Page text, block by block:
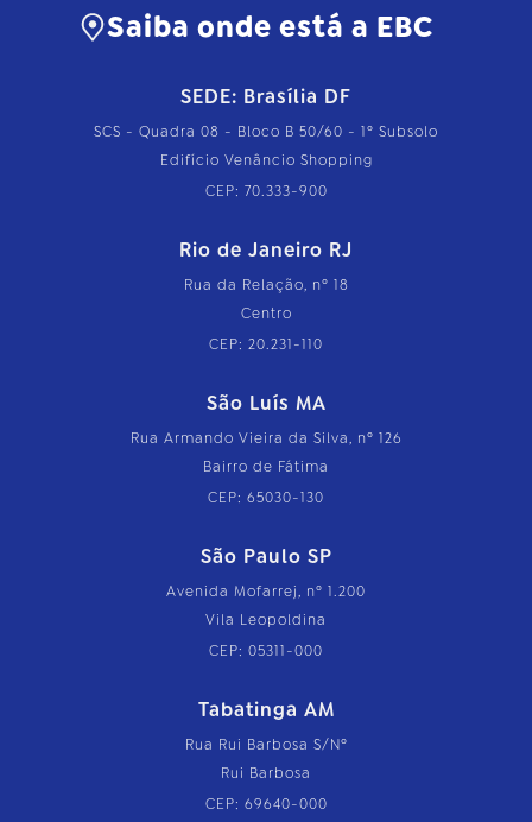
Saiba onde está a EBC
SEDE: Brasília DF
SCS - Quadra 08 - Bloco B 50/60 - 1º Subsolo
Edifício Venâncio Shopping
CEP: 70.333-900
Rio de Janeiro RJ
Rua da Relação, nº 18
Centro
CEP: 20.231-110
São Luís MA
Rua Armando Vieira da Silva, nº 126
Bairro de Fátima
CEP: 65030-130
São Paulo SP
Avenida Mofarrej, nº 1.200
Vila Leopoldina
CEP: 05311-000
Tabatinga AM
Rua Rui Barbosa S/Nº
Rui Barbosa
CEP: 69640-000